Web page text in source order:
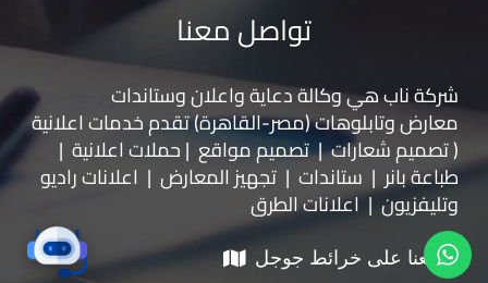
تواصل معنا
شركة ناب هي وكالة دعاية واعلان وستاندات
معارضوتابلوهات(مصر-القاهرة) تقدم خدمات اعلانية
( تصميم شعارات | تصميم مواقع | حملات اعلانية |
طباعة بانر | ستاندات | تجهيز المعارض | اعلانات راديو
وتليفزيون | اعلانات الطرق
موقعنا على خرائط جوجل